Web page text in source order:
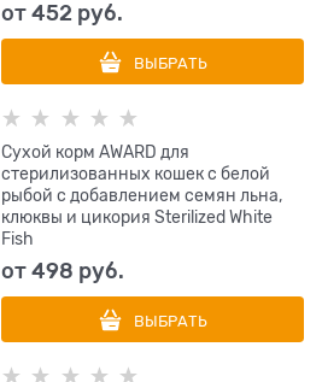
от452 руб.
ВЫБРАТЬ
Сухой корм AWARD для
стерилизованных кошек с белой
рыбой с добавлением семян льна,
клюквы и цикория Sterilized White
Fish
от498 руб.
ВЫБРАТЬ